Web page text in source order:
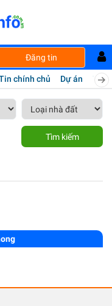
Đăng tin
chính chủ Dự án
Tìm kiếm